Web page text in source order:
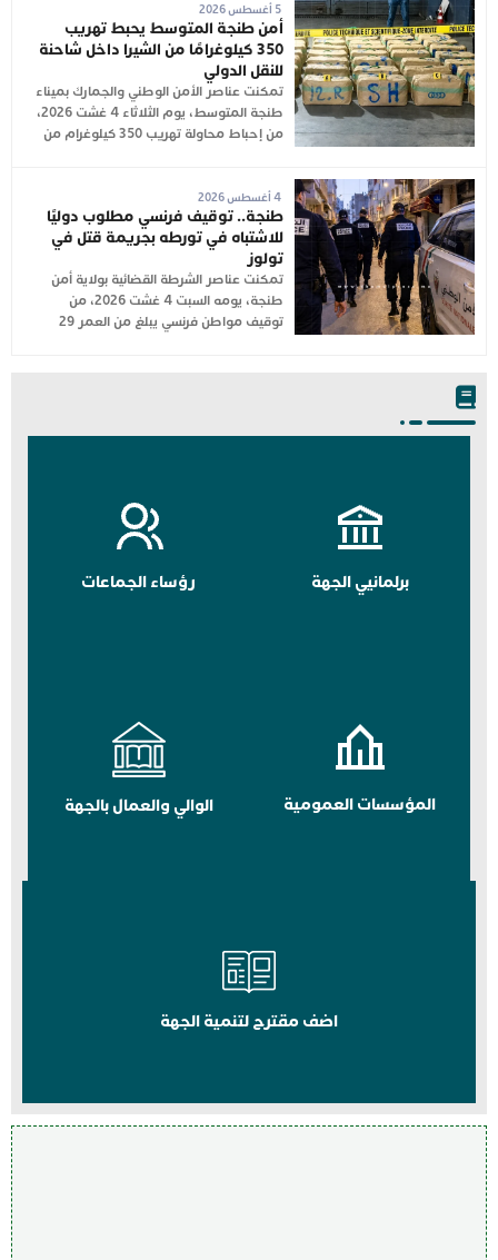
5 أغسطس 2026
أمن طنجة المتوسط يحبط تهريب
350 كيلوغرامًا من الشيرا داخل شاحنة
للنقل الدولي
تمكنت عناصر الأمن الوطني والجمارك بميناء
طنجة المتوسط، يوم الثلاثاء 4 غشت 2026،
من إحباط محاولة تهريب 350 كيلوغرام من
4 أغسطس 2026
طنجة.. توقيف فرنسي مطلوب دوليًا
للاشتباه في تورطه بجريمة قتل في
تولوز
تمكنت عناصر الشرطة القضائية بولاية أمن
طنجة، يومه السبت 4 غشت 2026، من
توقيف مواطن فرنسي يبلغ من العمر 29
برلمانيي الجهة رؤساء الجماعات
المؤسسات العمومية الوالي والعمال بالجهة
اضف مقترح لتنمية الجهة